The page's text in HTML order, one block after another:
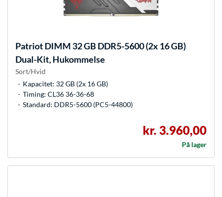
PatriotDIMM 32 GB DDR5-5600 (2x 16 GB)
Dual-Kit, Hukommelse
Sort/Hvid
Kapacitet: 32 GB (2x 16 GB)
Timing: CL36 36-36-68
Standard: DDR5-5600 (PC5-44800)
kr. 3.960,00
På lager